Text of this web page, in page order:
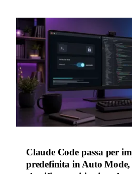
Claude Code passa per
predefinita in Auto Mode,